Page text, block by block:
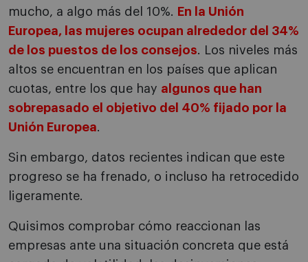
mucho, a algo más del 10%. En la Unión
Europea, las mujeres ocupan alrededor del 34%
de los puestos de los consejos. Los niveles más
altos se encuentran en los países que aplican
cuotas, entre los que hay algunos que han
sobrepasado el objetivo del 40% fijado por la
Unión Europea.
Sin embargo, datos recientes indican que este
progreso se ha frenado, o incluso ha retrocedido
ligeramente.
Quisimos comprobar cómo reaccionan las
empresas ante una situación concreta que está